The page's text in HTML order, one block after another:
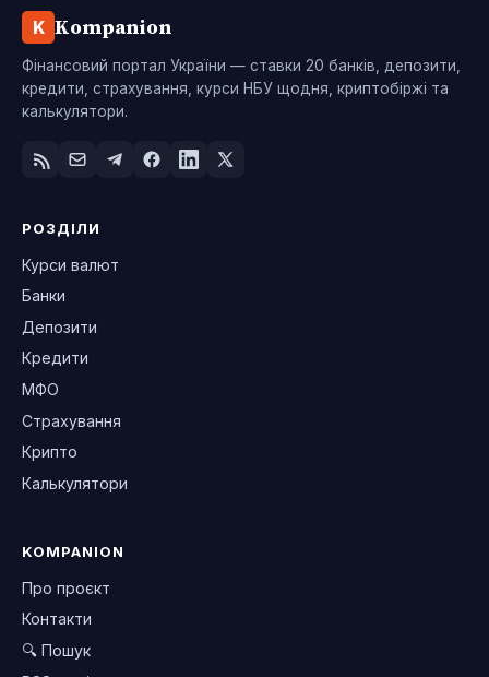
K Kompanion
Фінансовий портал України — ставки 20 банків, депозити,
кредити, страхування, курси НБУ щодня, криптобіржі та
калькулятори.
РОЗДІЛИ
Курси валют
Банки
Депозити
Кредити
МФО
Страхування
Крипто
Калькулятори
KOMPANION
Про проєкт
Контакти
🔍 Пошук